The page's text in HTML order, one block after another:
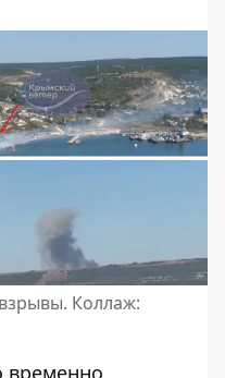
Коллаж:
временно